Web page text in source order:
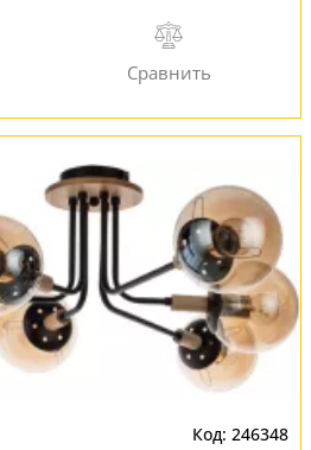
246348